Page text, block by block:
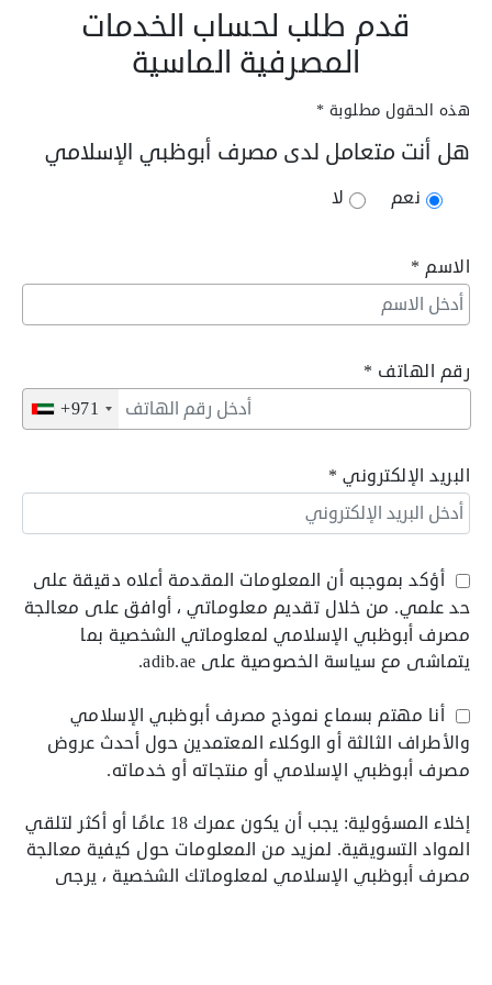
قدم طلب لحساب الخدمات
المصرفية الماسية
هذه الحقول مطلوبة *
هل أنت متعامل لدى مصرف أبوظبي الإسلامي
نعم لا
الاسم *
رقم الهاتف *
+971
البريد الإلكتروني *
أؤكد بموجبه أن المعلومات المقدمة أعلاه دقيقة على
حد علمي. من خلال تقديم معلوماتي ، أوافق على معالجة
مصرف أبوظبي الإسلامي لمعلوماتي الشخصية بما
يتماشى مع سياسة الخصوصية على adib.ae.
أنا مهتم بسماع نموذج مصرف أبوظبي الإسلامي
والأطراف الثالثة أو الوكلاء المعتمدين حول أحدث عروض
مصرف أبوظبي الإسلامي أو منتجاته أو خدماته.
إخلاء المسؤولية: يجب أن يكون عمرك 18 عامًا أو أكثر لتلقي
المواد التسويقية. لمزيد من المعلومات حول كيفية معالجة
مصرف أبوظبي الإسلامي لمعلوماتك الشخصية ، يرجى